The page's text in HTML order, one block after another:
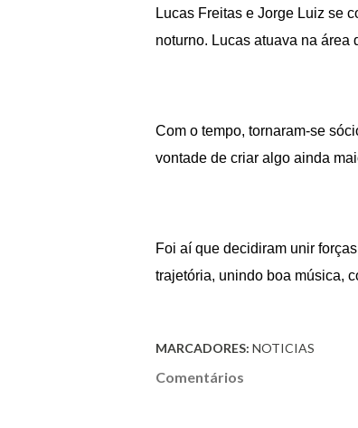
Lucas Freitas e Jorge Luiz se
noturno. Lucas atuava na área
Com o tempo, tornaram-se
vontade de criar algo ainda
Foi aí que decidiram unir
trajetória, unindo boa música,
MARCADORES: NOTICIAS
Comentários